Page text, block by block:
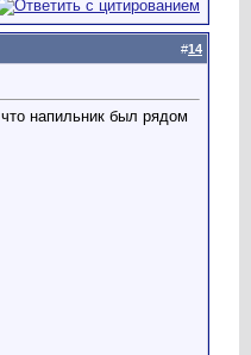
#14
напильник был рядом